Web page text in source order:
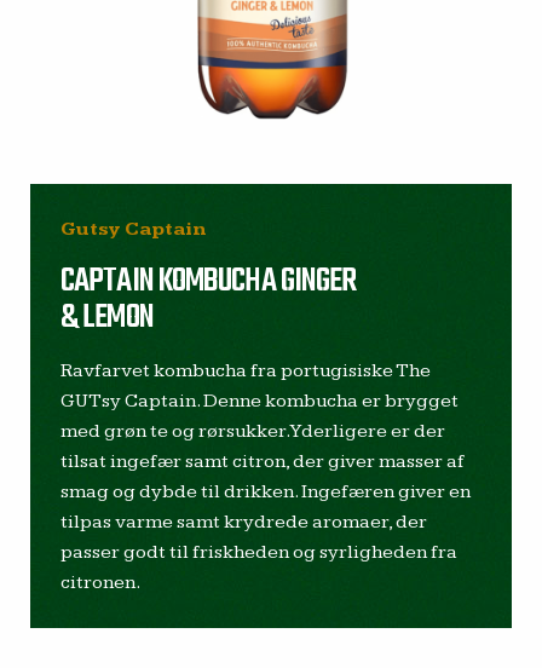
Gutsy Captain
CAPTAIN KOMBUCHA GINGER
& LEMON
Ravfarvet kombucha fra portugisiske The
GUTsy Captain. Denne kombucha er brygget
med grøn te og rørsukker. Yderligere er der
tilsat ingefær samt citron, der giver masser af
smag og dybde til drikken. Ingefæren giver en
tilpas varme samt krydrede aromaer, der
passer godt til friskheden og syrligheden fra
citronen.